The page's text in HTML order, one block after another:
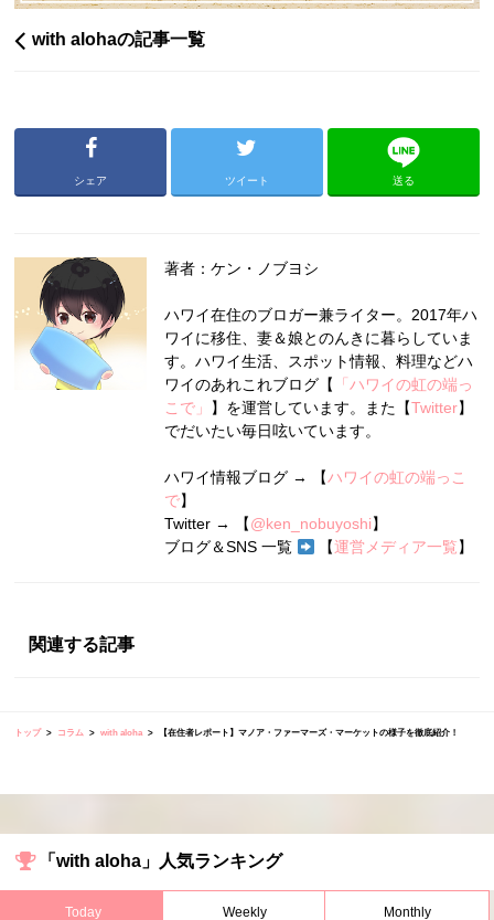
with alohaの記事一覧
シェア ツイート 送る
著者：ケン・ノブヨシ
ハワイ在住のブロガー兼ライター。2017年ハ
ワイに移住、妻＆娘とのんきに暮らしていま
す。ハワイ生活、スポット情報、料理などハ
ワイのあれこれブログ【
「ハワイの虹の端っ
こで」 】を運営しています。また【Twitter】
でだいたい毎日呟いています。
ハワイ情報ブログ → 【ハワイの虹の端っこ
で】
Twitter → 【@ken_nobuyoshi】
ブログ＆SNS 一覧
【運営メディア一覧】
関連する記事
トップ コラム with aloha 【在住者レポート】マノア・ファーマーズ・マーケットの様子を徹底紹介！
「with aloha」人気ランキング
Today Weekly Monthly